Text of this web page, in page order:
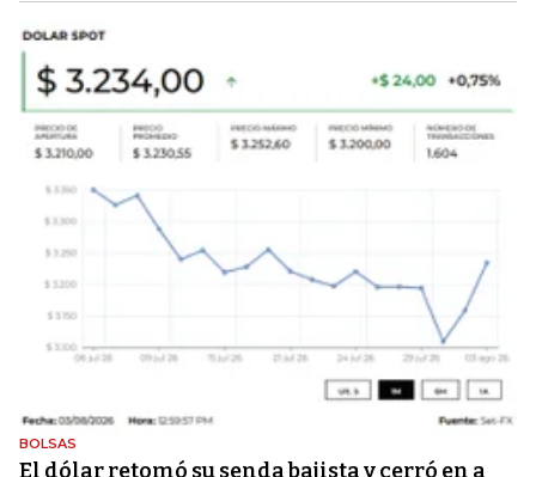
BOLSAS
El dólar retomó su senda bajista y cerró en a